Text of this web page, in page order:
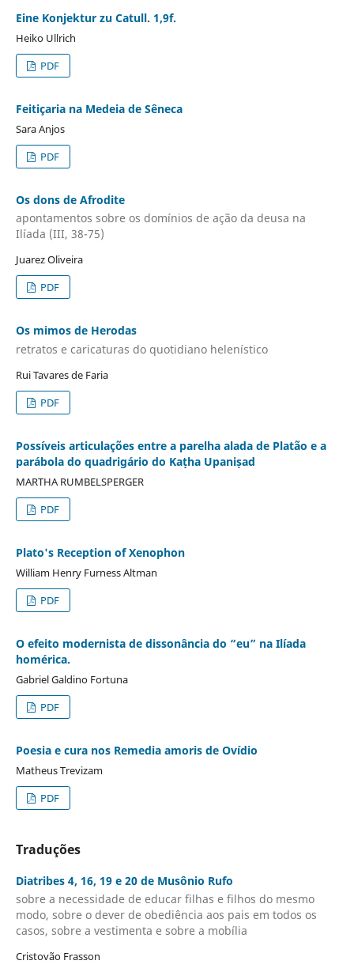
Eine Konjektur zu Catull. 1,9f.
Heiko Ullrich
PDF
Feitiçaria na Medeia de Sêneca
Sara Anjos
PDF
Os dons de Afrodite
apontamentos sobre os domínios de ação da deusa na
Ilíada (III, 38-75)
Juarez Oliveira
PDF
Os mimos de Herodas
retratos e caricaturas do quotidiano helenístico
Rui Tavares de Faria
PDF
Possíveis articulações entre a parelha alada de Platão e a
parábola do quadrigário do Kaṭha Upaniṣad
MARTHA RUMBELSPERGER
PDF
Plato's Reception of Xenophon
William Henry Furness Altman
PDF
O efeito modernista de dissonância do “eu” na Ilíada
homérica.
Gabriel Galdino Fortuna
PDF
Poesia e cura nos Remedia amoris de Ovídio
Matheus Trevizam
PDF
Traduções
Diatribes 4, 16, 19 e 20 de Musônio Rufo
sobre a necessidade de educar filhas e filhos do mesmo
modo, sobre o dever de obediência aos pais em todos os
casos, sobre a vestimenta e sobre a mobília
Cristovão Frasson